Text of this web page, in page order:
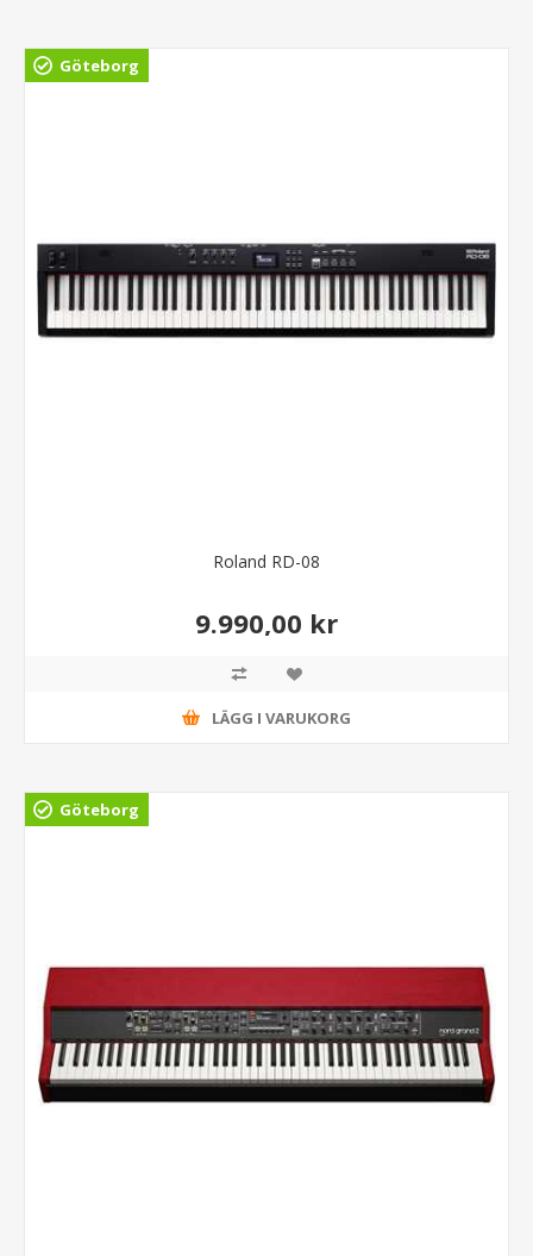
Göteborg
Roland RD-08
9.990,00 kr
LÄGG I VARUKORG
Göteborg